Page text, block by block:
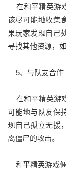
在和平精英游
该尽可能地收集
果玩家发现自己
寻找其他资源，
5、与队友合作
在和平精英游
可能地与队友保
现自己孤立无援
离僵尸的攻击。
和平精英游戏